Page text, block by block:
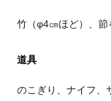
竹（φ4㎝ほど）、節
道具
のこぎり、ナイフ、